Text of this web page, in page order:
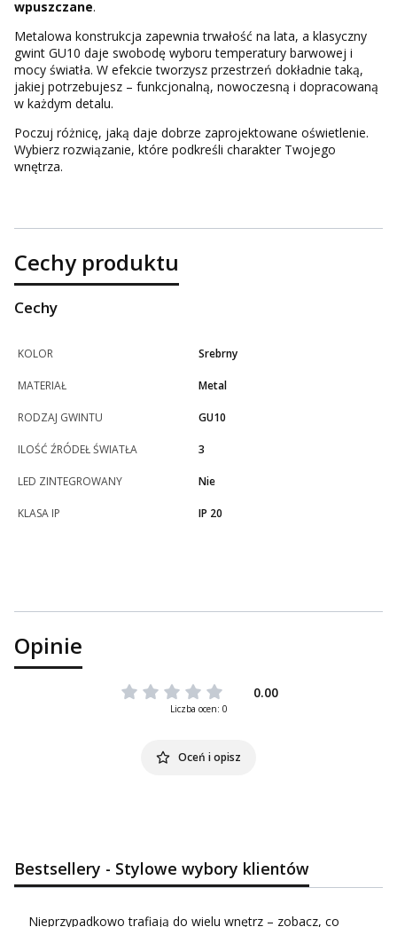
wpuszczane.
Metalowa konstrukcja zapewnia trwałość na lata, a klasyczny
gwint GU10 daje swobodę wyboru temperatury barwowej i
mocy światła. W efekcie tworzysz przestrzeń dokładnie taką,
jakiej potrzebujesz – funkcjonalną, nowoczesną i dopracowaną
w każdym detalu.
Poczuj różnicę, jaką daje dobrze zaprojektowane oświetlenie.
Wybierz rozwiązanie, które podkreśli charakter Twojego
wnętrza.
Cechy produktu
Cechy
KOLOR Srebrny
MATERIAŁ Metal
RODZAJ GWINTU GU10
ILOŚĆ ŹRÓDEŁ ŚWIATŁA 3
LED ZINTEGROWANY Nie
KLASA IP IP 20
Opinie
0.00
Liczba ocen: 0
Oceń i opisz
Bestsellery - Stylowe wybory klientów
Nieprzypadkowo trafiają do wielu wnętrz – zobacz, co